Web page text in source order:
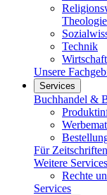
Theologie
Technik
Unsere
Services
Buchhandel &
Für
Weitere Services
Rechte
Services